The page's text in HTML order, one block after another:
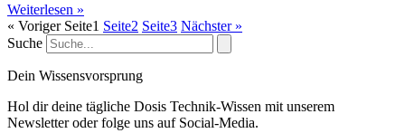
Weiterlesen »
« Voriger Seite1 Seite2 Seite3 Nächster »
Suche
Dein Wissensvorsprung
Hol dir deine tägliche Dosis Technik-Wissen mit unserem
Newsletter oder folge uns auf Social-Media.